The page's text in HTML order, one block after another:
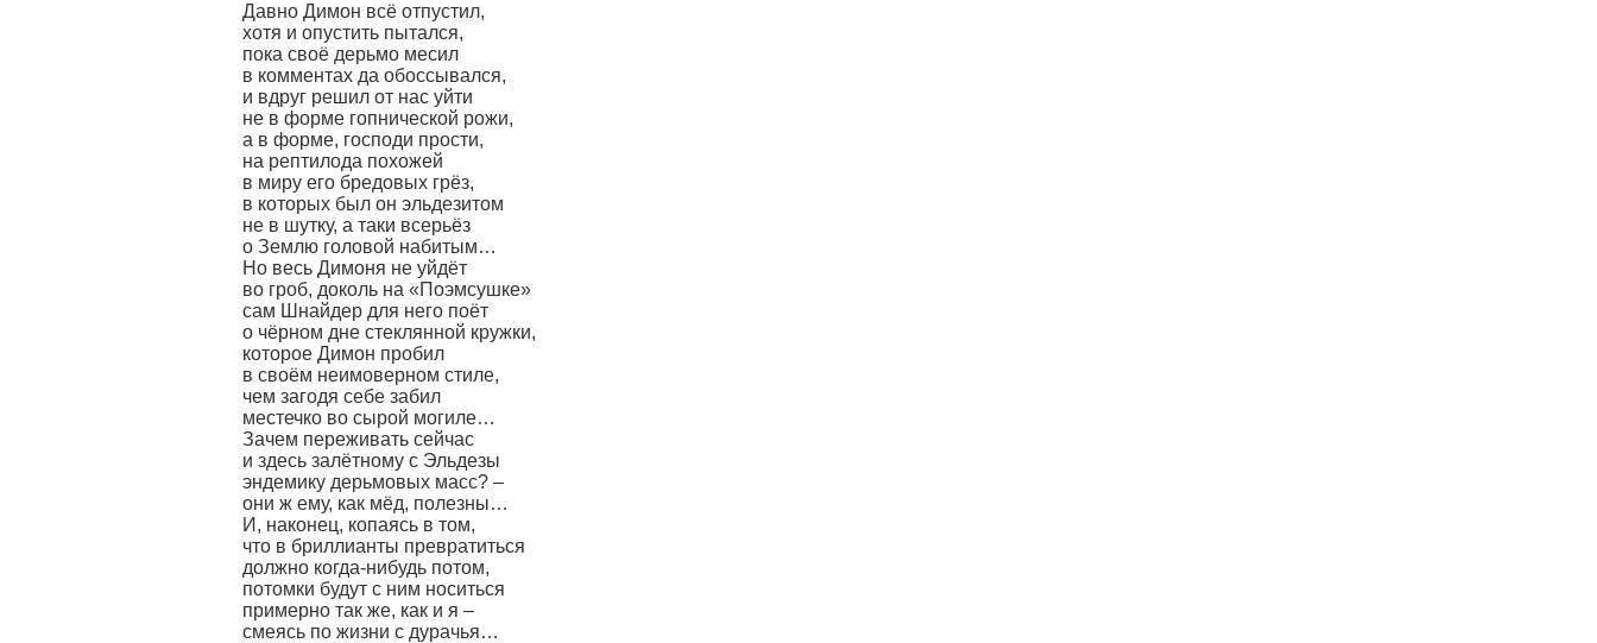
Давно Димон всё отпустил,
хотя и опустить пытался,
пока своё дерьмо месил
в комментах да обоссывался,
и вдруг решил от нас уйти
не в форме гопнической рожи,
а в форме, господи прости,
на рептилода похожей
в миру его бредовых грёз,
в которых был он эльдезитом
не в шутку, а таки всерьёз
о Землю головой набитым…
Но весь Димоня не уйдёт
во гроб, доколь на «Поэмсушке»
сам Шнайдер для него поёт
о чёрном дне стеклянной кружки,
которое Димон пробил
в своём неимоверном стиле,
чем загодя себе забил
местечко во сырой могиле…
Зачем переживать сейчас
и здесь залётному с Эльдезы
эндемику дерьмовых масс? –
они ж ему, как мёд, полезны…
И, наконец, копаясь в том,
что в бриллианты превратиться
должно когда-нибудь потом,
потомки будут с ним носиться
примерно так же, как и я –
смеясь по жизни с дурачья…